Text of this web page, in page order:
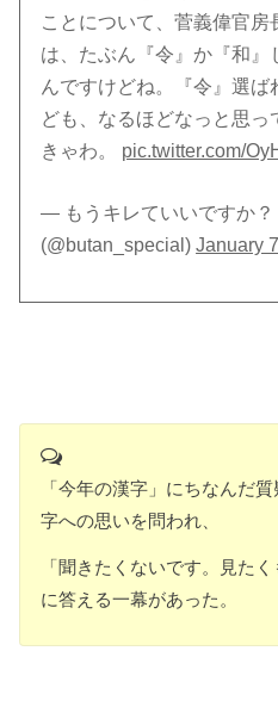
ことについて、菅義偉官房
は、たぶん『令』か『和』
んですけどね。『令』選
ども、なるほどなっと思っ
きゃわ。 pic.twitter.com/
— もうキレていいですか
(@butan_special)January
「今年の漢字」にちなんだ
字への思いを問われ、
「聞きたくないです。見た
に答える一幕があった。